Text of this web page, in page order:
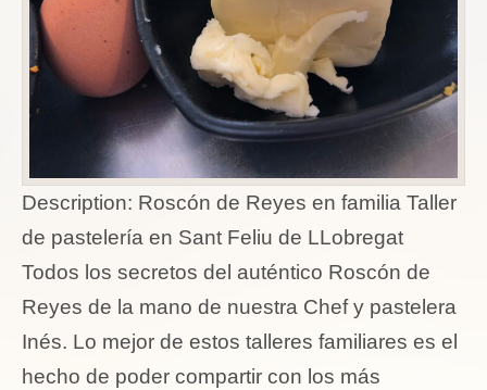
Description: Roscón de Reyes en familia Taller
de pastelería en Sant Feliu de LLobregat
Todos los secretos del auténtico Roscón de
Reyes de la mano de nuestra Chef y pastelera
Inés. Lo mejor de estos talleres familiares es el
hecho de poder compartir con los más